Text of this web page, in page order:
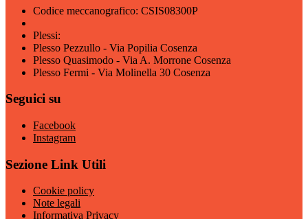
Codice meccanografico: CSIS08300P
Plessi:
Plesso Pezzullo - Via Popilia Cosenza
Plesso Quasimodo - Via A. Morrone Cosenza
Plesso Fermi - Via Molinella 30 Cosenza
Seguici su
Facebook
Instagram
Sezione Link Utili
Cookie policy
Note legali
Informativa Privacy